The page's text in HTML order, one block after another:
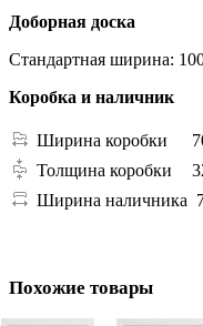
Доборная доска
Стандартная ширина:
Коробка и наличник
Ширина коробки
Толщина коробки
Ширина наличника
Похожие товары